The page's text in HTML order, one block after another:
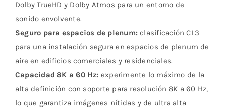
Dolby TrueHD y Dolby Atmos para un entorno de
sonido envolvente.
Seguro para espacios de plenum: clasificación CL3
para una instalación segura en espacios de plenum de
aire en edificios comerciales y residenciales.
Capacidad 8K a 60 Hz: experimente lo máximo de la
alta definición con soporte para resolución 8K a 60 Hz,
lo que garantiza imágenes nítidas y de ultra alta